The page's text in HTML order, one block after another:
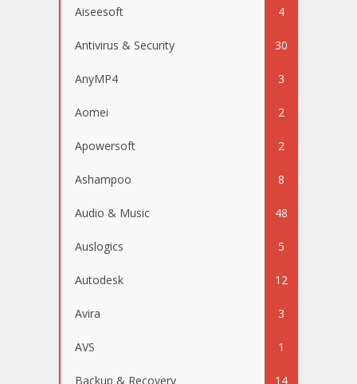
Aiseesoft 4
Antivirus & Security 30
AnyMP4 3
Aomei 2
Apowersoft 2
Ashampoo 8
Audio & Music 48
Auslogics 5
Autodesk 12
Avira 3
AVS 1
Backup & Recovery 14